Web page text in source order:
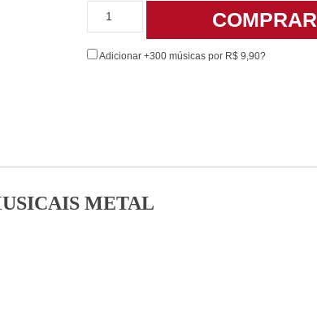
COMPRAR
Adicionar +300 músicas por R$ 9,90?
METAL